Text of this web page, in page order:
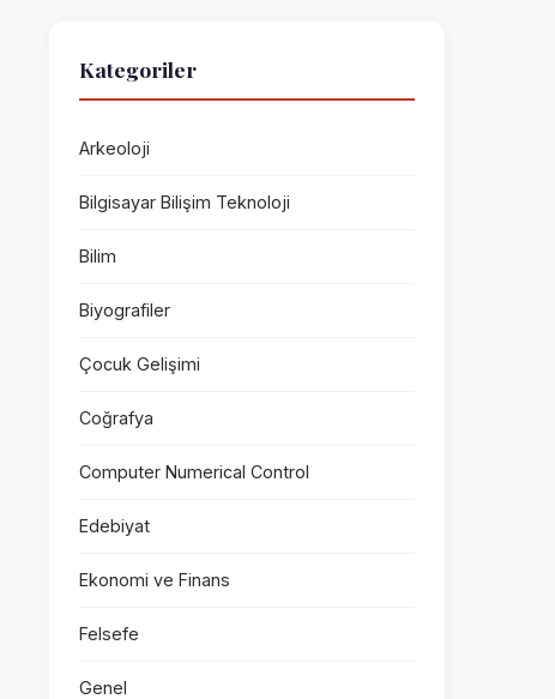
Kategoriler
Arkeoloji
Bilgisayar Bilişim Teknoloji
Bilim
Biyografiler
Çocuk Gelişimi
Coğrafya
Computer Numerical Control
Edebiyat
Ekonomi ve Finans
Felsefe
Genel